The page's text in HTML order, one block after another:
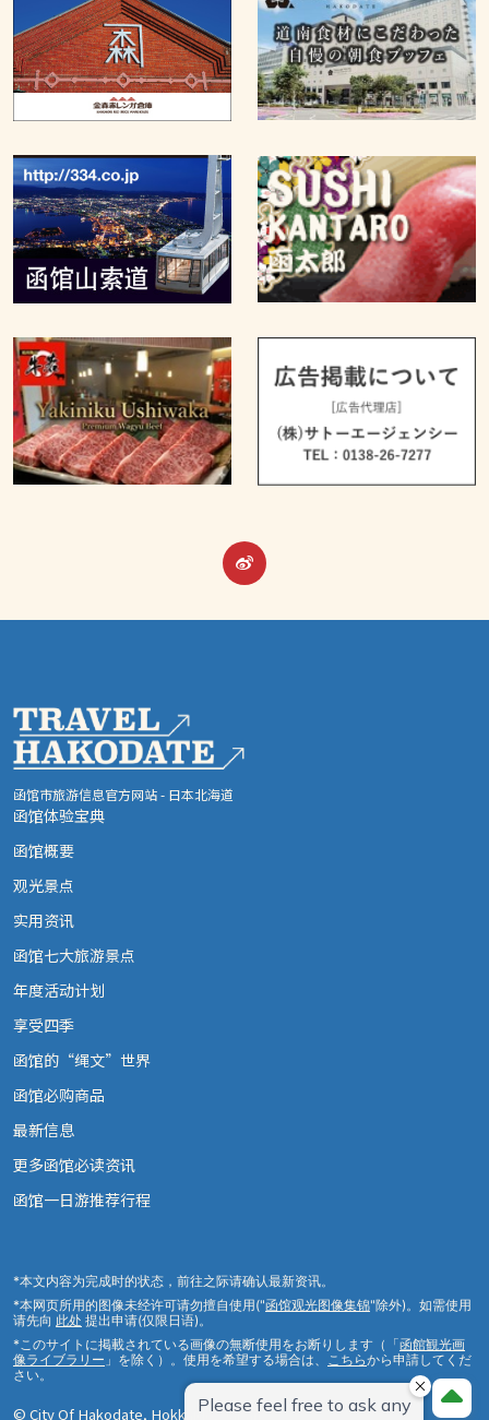
函馆市旅游信息官方网站 - 日本北海道
函馆体验宝典
函馆概要
观光景点
实用资讯
函馆七大旅游景点
年度活动计划
享受四季
函馆的“绳文”世界
函馆必购商品
最新信息
更多函馆必读资讯
函馆一日游推荐行程
*本文内容为完成时的状态，前往之际请确认最新资讯。
*本网页所用的图像未经许可请勿擅自使用("函馆观光图像集锦"除外)。如需使用
请先向 此处 提出申请(仅限日语)。
*このサイトに掲載されている画像の無断使用をお断りします（「函館観光画
像ライブラリー 」を除く）。使用を希望する場合は、 こちらから申請してくだ
さい。
© City Of Hakodate, Hokkaido, Japan